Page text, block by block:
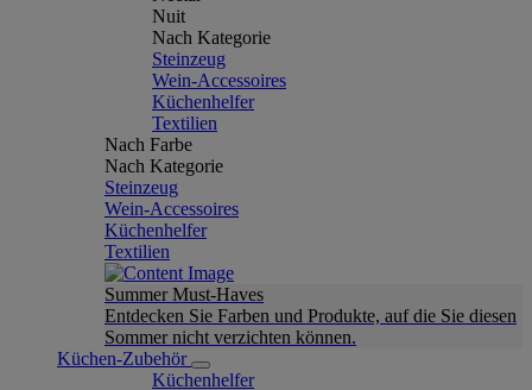
Nuit
Nach Kategorie
Steinzeug
Wein-Accessoires
Küchenhelfer
Textilien
Nach Farbe
Nach Kategorie
Steinzeug
Wein-Accessoires
Küchenhelfer
Textilien
Summer Must-Haves
Entdecken Sie Farben und Produkte, auf die Sie diesen
Sommer nicht verzichten können.
Küchen-Zubehör
Küchenhelfer